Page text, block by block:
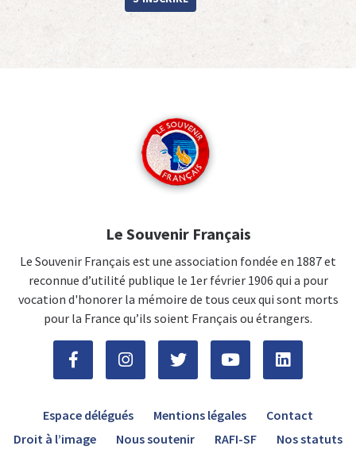
Le Souvenir Français
Le Souvenir Français est une association fondée en 1887 et
reconnue d’utilité publique le 1er février 1906 qui a pour
vocation d'honorer la mémoire de tous ceux qui sont morts
pour la France qu’ils soient Français ou étrangers.
Espace délégués Mentions légales
Contact
Droit à l’image
Nous soutenir RAFI-SF Nos statuts